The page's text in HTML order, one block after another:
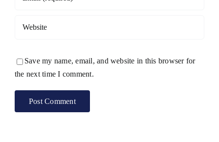
Save my name, email, and website in this browser for
the next time I comment.